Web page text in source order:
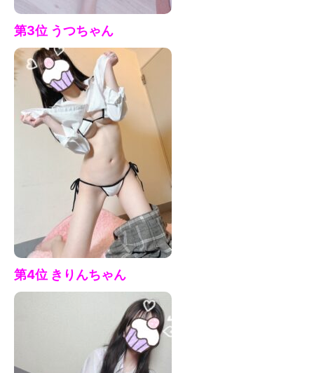
第3位 うつちゃん
第4位 きりんちゃん